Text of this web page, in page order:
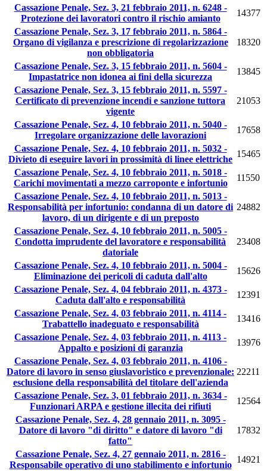
Cassazione Penale, Sez. 3, 21 febbraio 2011, n. 6248 -
Protezione dei lavoratori contro il rischio amianto
14377
Cassazione Penale, Sez. 3, 17 febbraio 2011, n. 5864 -
Organo di vigilanza e prescrizione di regolarizzazione
non obbligatoria
18320
Cassazione Penale, Sez. 3, 15 febbraio 2011, n. 5604 -
Impastatrice non idonea ai fini della sicurezza
13845
Cassazione Penale, Sez. 3, 15 febbraio 2011, n. 5597 -
Certificato di prevenzione incendi e sanzione tuttora
vigente
21053
Cassazione Penale, Sez. 4, 10 febbraio 2011, n. 5040 -
Irregolare organizzazione delle lavorazioni
17658
Cassazione Penale, Sez. 4, 10 febbraio 2011, n. 5032 -
Divieto di eseguire lavori in prossimità di linee elettriche
15465
Cassazione Penale, Sez. 4, 10 febbraio 2011, n. 5018 -
Carichi movimentati a mezzo carroponte e infortunio
11550
Cassazione Penale, Sez. 4, 10 febbraio 2011, n. 5013 -
Responsabilità per infortunio: condanna di un datore di
lavoro, di un dirigente e di un preposto
24882
Cassazione Penale, Sez. 4, 10 febbraio 2011, n. 5005 -
Condotta imprudente del lavoratore e responsabilità
datoriale
23408
Cassazione Penale, Sez. 4, 10 febbraio 2011, n. 5004 -
Eliminazione dei pericoli di caduta dall'alto
15626
Cassazione Penale, Sez. 4, 04 febbraio 2011, n. 4373 -
Caduta dall'alto e responsabilità
12391
Cassazione Penale, Sez. 4, 03 febbraio 2011, n. 4114 -
Trabattello inadeguato e responsabilità
13416
Cassazione Penale, Sez. 4, 03 febbraio 2011, n. 4113 -
Appalto e posizioni di garanzia
13976
Cassazione Penale, Sez. 4, 03 febbraio 2011, n. 4106 -
Datore di lavoro in senso giuslavoristico e prevenzionale:
esclusione della responsabilità del titolare dell'azienda
22211
Cassazione Penale, Sez. 3, 01 febbraio 2011, n. 3634 -
Funzionari ARPA e gestione illecita dei rifiuti
12564
Cassazione Penale, Sez. 4, 28 gennaio 2011, n. 3095 -
Datore di lavoro "di diritto" e datore di lavoro "di
fatto"
17832
Cassazione Penale, Sez. 4, 27 gennaio 2011, n. 2816 -
Responsabile operativo di uno stabilimento e infortunio
14921